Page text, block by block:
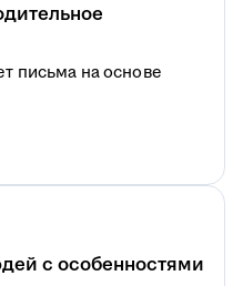
письма на основе
с особенностями